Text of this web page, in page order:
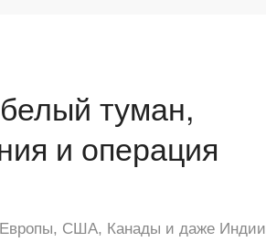
туман,
и операция
Европы, США, Канады и даже Индии